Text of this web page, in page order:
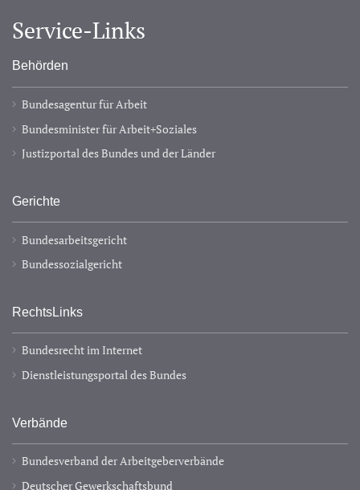
Service-Links
Behörden
Bundesagentur für Arbeit
Bundesminister für Arbeit+Soziales
Justizportal des Bundes und der Länder
Gerichte
Bundesarbeitsgericht
Bundessozialgericht
RechtsLinks
Bundesrecht im Internet
Dienstleistungsportal des Bundes
Verbände
Bundesverband der Arbeitgeberverbände
Deutscher Gewerkschaftsbund